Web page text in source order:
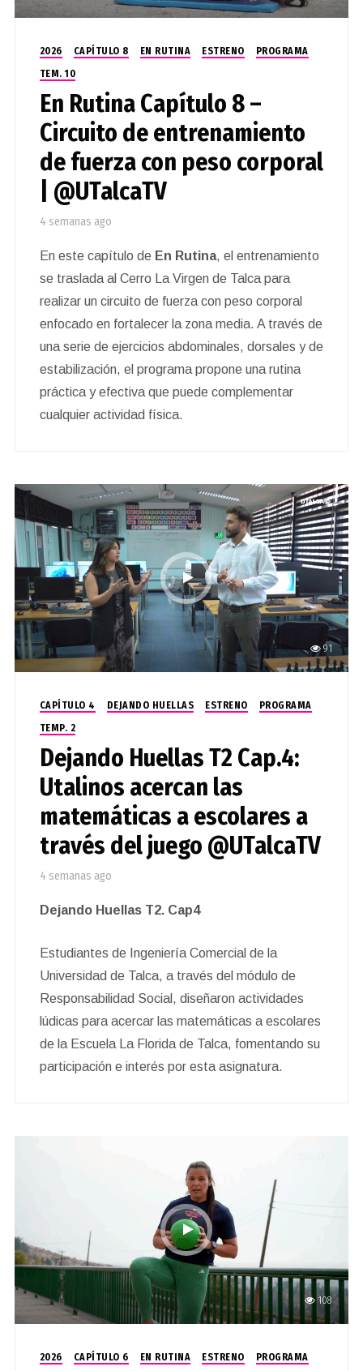
2026 CAPÍTULO 8 EN RUTINA ESTRENO
PROGRAMA
TEM. 10
En Rutina Capítulo 8 –
Circuito de entrenamiento
de fuerza con peso corporal
| @UTalcaTV
4 semanas ago
En este capítulo de En Rutina, el entrenamiento
se traslada al Cerro La Virgen de Talca para
realizar un circuito de fuerza con peso corporal
enfocado en fortalecer la zona media. A través de
una serie de ejercicios abdominales, dorsales y de
estabilización, el programa propone una rutina
práctica y efectiva que puede complementar
cualquier actividad física.
91
CAPÍTULO 4 DEJANDO HUELLAS ESTRENO
PROGRAMA
TEMP. 2
Dejando Huellas T2 Cap.4:
Utalinos acercan las
matemáticas a escolares a
través del juego @UTalcaTV
4 semanas ago
Dejando Huellas T2. Cap4
Estudiantes de Ingeniería Comercial de la
Universidad de Talca, a través del módulo de
Responsabilidad Social, diseñaron actividades
lúdicas para acercar las matemáticas a escolares
de la Escuela La Florida de Talca, fomentando su
participación e interés por esta asignatura.
108
2026 CAPÍTULO 6 EN RUTINA ESTRENO
PROGRAMA